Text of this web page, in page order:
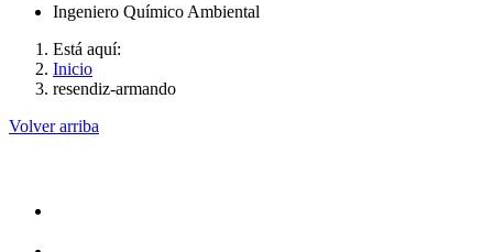
Ingeniero Químico Ambiental
Está aquí:
Inicio
resendiz-armando
Volver arriba